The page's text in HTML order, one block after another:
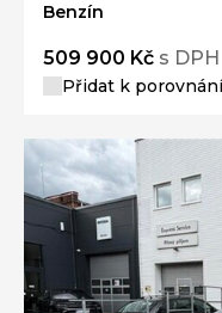
Benzín
509 900 Kč s DPH
Přidat k porovnání